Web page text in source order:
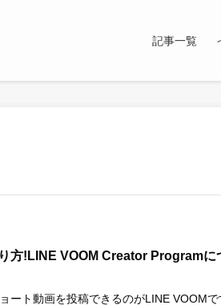
記事一覧
方!LINE VOOM Creator Programに
ート動画を投稿できるのがLINE VOOM